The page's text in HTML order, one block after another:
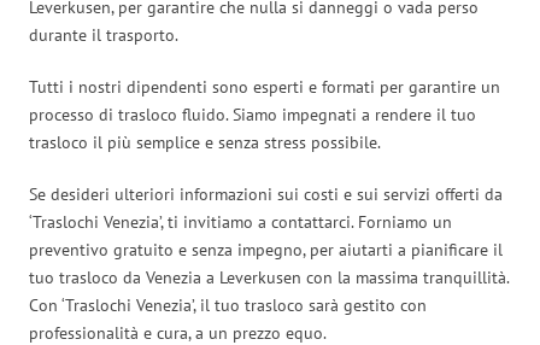
Leverkusen, per garantire che nulla si danneggi o vada perso
durante il trasporto.
Tutti i nostri dipendenti sono esperti e formati per garantire un
processo di trasloco fluido. Siamo impegnati a rendere il tuo
trasloco il più semplice e senza stress possibile.
Se desideri ulteriori informazioni sui costi e sui servizi offerti da
‘Traslochi Venezia’, ti invitiamo a contattarci. Forniamo un
preventivo gratuito e senza impegno, per aiutarti a pianificare il
tuo trasloco da Venezia a Leverkusen con la massima tranquillità.
Con ‘Traslochi Venezia’, il tuo trasloco sarà gestito con
professionalità e cura, a un prezzo equo.